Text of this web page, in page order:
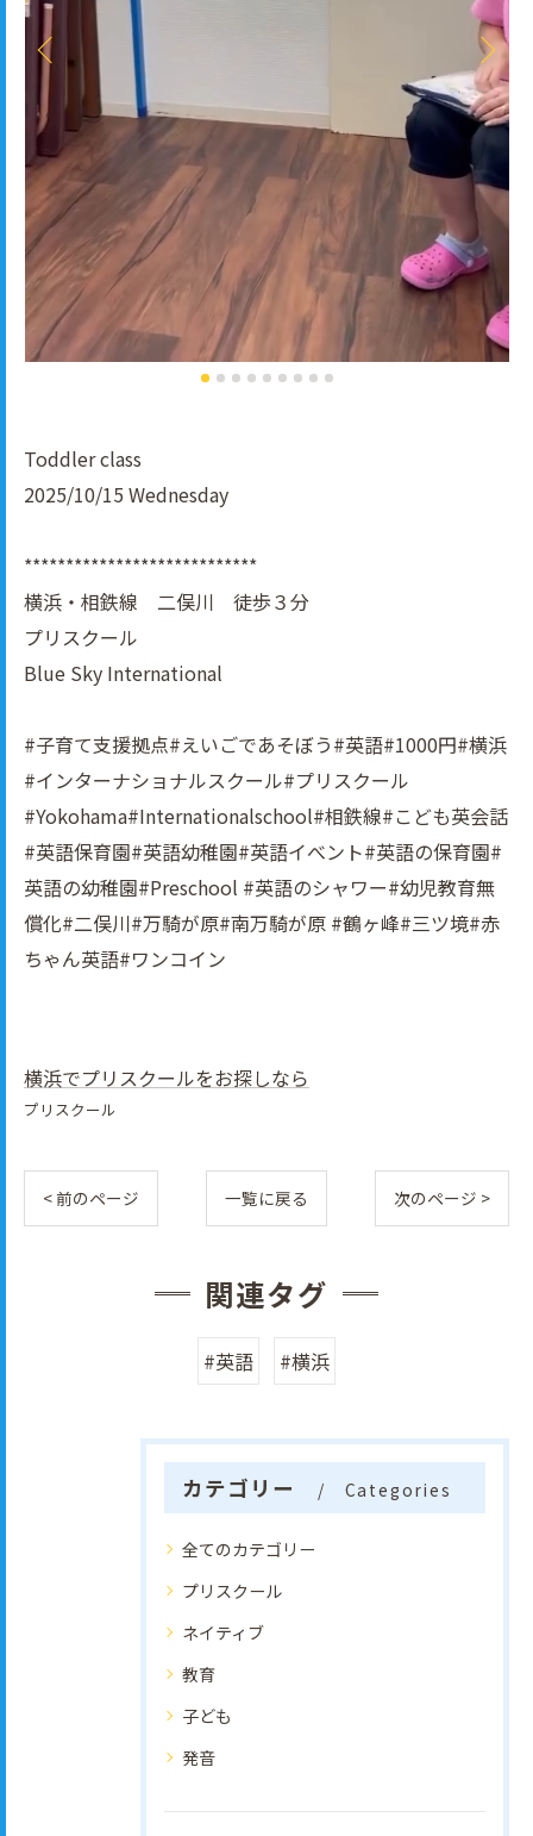
Toddler class
2025/10/15 Wednesday
****************************
横浜・相鉄線 二俣川 徒歩３分
プリスクール
Blue Sky International
#子育て支援拠点#えいごであそぼう#英語#1000円#横浜
#インターナショナルスクール#プリスクール
#Yokohama#Internationalschool#相鉄線#こども英会話
#英語保育園#英語幼稚園#英語イべント#英語の保育園#
英語の幼稚園#Preschool #英語のシャワー#幼児教育無
償化#二俣川#万騎が原#南万騎が原 #鶴ヶ峰#三ツ境#赤
ちゃん英語#ワンコイン
横浜でプリスクールをお探しなら
プリスクール
< 前のページ 一覧に戻る 次のページ >
関連タグ
#英語 #横浜
カテゴリー Categories
全てのカテゴリー
プリスクール
ネイティブ
教育
子ども
発音